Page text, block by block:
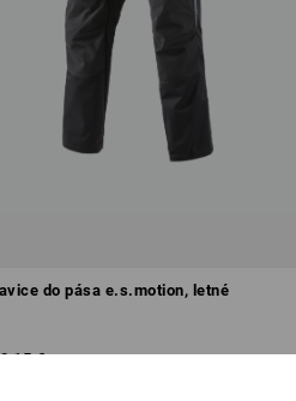
do pása e.s.motion, letné
€